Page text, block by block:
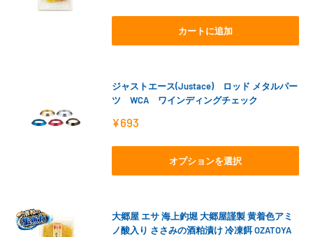
価
カートに追加
ジャストエース(Justace) ロッド メタルパー
ツ WCA ワインディングチェック
販
価
¥693
オプションを選択
大郷屋 エサ 海上釣堀 大郷屋謹製 黄着色アミ
ノ酸入り ささみの酒粕漬け 冷凍餌 OZATOYA